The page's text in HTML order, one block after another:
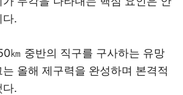
다.
㎞ 중반의 직구를 구사하는 유망
올해 제구력을 완성하며 본격적
다.